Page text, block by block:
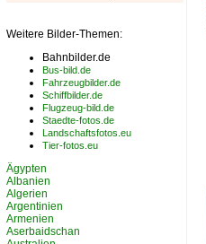
Weitere Bilder-Themen:
Bahnbilder.de
Bus-bild.de
Fahrzeugbilder.de
Schiffbilder.de
Flugzeug-bild.de
Staedte-fotos.de
Landschaftsfotos.eu
Tier-fotos.eu
Ägypten
Albanien
Algerien
Argentinien
Armenien
Aserbaidschan